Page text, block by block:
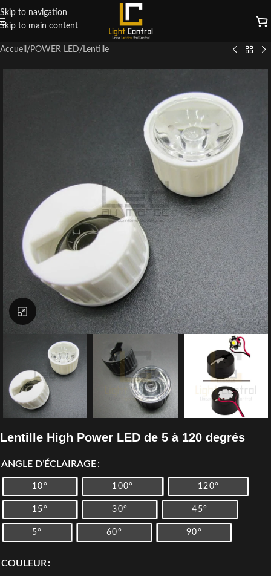
Skip to navigation
Skip to main content
Accueil / POWER LED/ Lentille
Click to enlarge
Lentille High Power LED de 5 à 120 degrés
ANGLE D’ÉCLAIRAGE
10° 100° 120°
15° 30° 45°
5° 60° 90°
COULEUR